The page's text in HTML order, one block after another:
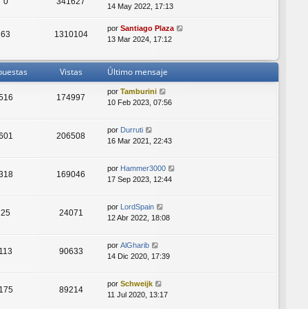
14 May 2022, 17:13
63 1310104
por Santiago Plaza
13 Mar 2024, 17:12
Vistas Último mensaje
174997
por Tamburini
10 Feb 2023, 07:56
206508
por Durruti
16 Mar 2021, 22:43
169046
por Hammer3000
17 Sep 2023, 12:44
25 24071
por LordSpain
12 Abr 2022, 18:08
113 90633
por AlGharib
14 Dic 2020, 17:39
175 89214
por Schweijk
11 Jul 2020, 13:17